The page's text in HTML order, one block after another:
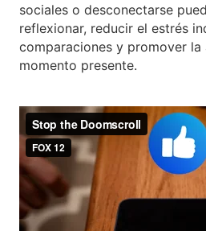
sociales o desconectarse
reflexionar, reducir el estrés
comparaciones y promover la
momento presente.